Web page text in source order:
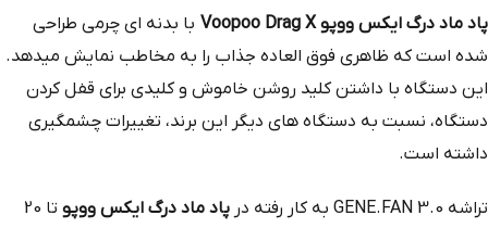
پاد ماد درگ ایکس ووپو Voopoo Drag X
با بدنه ای چرمی طراحی
شده است که ظاهری فوق العاده جذاب را به مخاطب نمایش میدهد.
این دستگاه با داشتن کلید روشن خاموش و کلیدی برای قفل کردن
دستگاه، نسبت به دستگاه های دیگر این برند، تغییرات چشمگیری
داشته است.
تراشه GENE.FAN 3.0 به کار رفته در پاد ماد درگ ایکس ووپو
تا 20